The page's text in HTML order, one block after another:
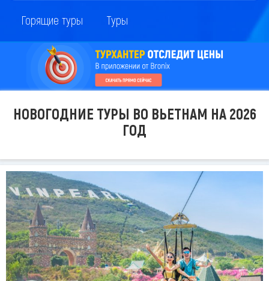
Горящие туры Туры
НОВОГОДНИЕ ТУРЫ ВО ВЬЕТНАМ НА 2026
ГОД